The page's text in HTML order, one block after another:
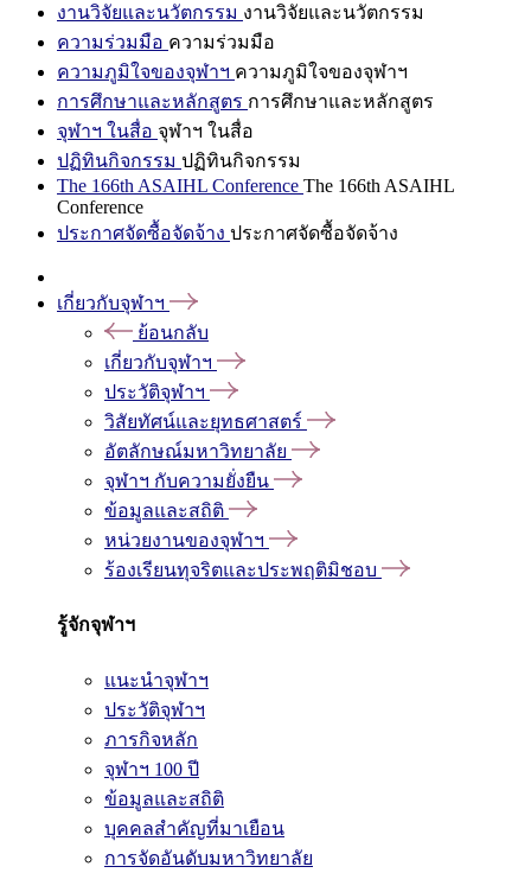
งานวิจัยและนวัตกรรม งานวิจัยและนวัตกรรม
ความร่วมมือ ความร่วมมือ
ความภูมิใจของจุฬาฯ ความภูมิใจของจุฬาฯ
การศึกษาและหลักสูตร การศึกษาและหลักสูตร
จุฬาฯ ในสื่อ จุฬาฯ ในสื่อ
ปฏิทินกิจกรรม ปฏิทินกิจกรรม
The 166th ASAIHL Conference The 166th ASAIHL
Conference
ประกาศจัดซื้อจัดจ้าง ประกาศจัดซื้อจัดจ้าง
เกี่ยวกับจุฬาฯ
ย้อนกลับ
เกี่ยวกับจุฬาฯ
ประวัติจุฬาฯ
วิสัยทัศน์และยุทธศาสตร์
อัตลักษณ์มหาวิทยาลัย
จุฬาฯ กับความยั่งยืน
ข้อมูลและสถิติ
หน่วยงานของจุฬาฯ
ร้องเรียนทุจริตและประพฤติมิชอบ
รู้จักจุฬาฯ
แนะนำจุฬาฯ
ประวัติจุฬาฯ
ภารกิจหลัก
จุฬาฯ 100 ปี
ข้อมูลและสถิติ
บุคคลสำคัญที่มาเยือน
การจัดอันดับมหาวิทยาลัย